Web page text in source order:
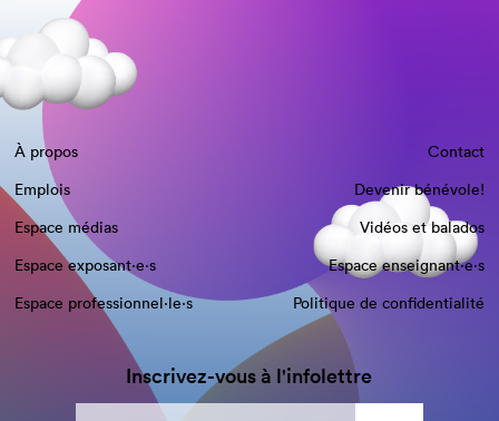
À propos
Contact
Emplois
Devenir bénévole!
Espace médias
Vidéos et balados
Espace exposant·e⋅s
Espace enseignant·e⋅s
Espace professionnel·le⋅s
Politique de confidentialité
Inscrivez-vous à l'infolettre